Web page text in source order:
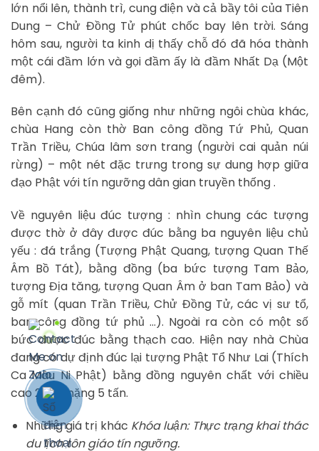
lớn nổi lên, thành trì, cung điện và cả bầy tôi của Tiên
Dung – Chử Đồng Tử phút chốc bay lên trời. Sáng
hôm sau, người ta kinh dị thấy chỗ đó đã hóa thành
một cái đầm lớn và gọi đầm ấy là đầm Nhất Dạ (Một
đêm).
Bên cạnh đó cũng giống như những ngôi chùa khác,
chùa Hang còn thờ Ban công đồng Tứ Phủ, Quan
Trần Triều, Chúa lâm sơn trang (người cai quản núi
rừng) – một nét đặc trưng trong sự dung hợp giữa
đạo Phật với tín ngưỡng dân gian truyền thống .
Về nguyên liệu đúc tượng : nhìn chung các tượng
được thờ ở đây được đúc bằng ba nguyên liệu chủ
yếu : đá trắng (Tượng Phật Quang, tượng Quan Thế
Âm Bồ Tát), bằng đồng (ba bức tượng Tam Bảo,
tượng Địa tăng, tượng Quan Âm ở ban Tam Bảo) và
gỗ mít (quan Trần Triều, Chử Đồng Tử, các vị sư tổ,
ban công đồng tứ phủ …). Ngoài ra còn có một số
bức được đúc bằng thạch cao. Hiện nay nhà Chùa
đang có dự định đúc lại tượng Phật Tổ Như Lai (Thích
Ca Mâu Ni Phật) bằng đồng nguyên chất với chiều
cao 2,7m, nặng 5 tấn.
Những giá trị khác Khóa luận: Thực trạng khai thác
du lịch tôn giáo tín ngưỡng.